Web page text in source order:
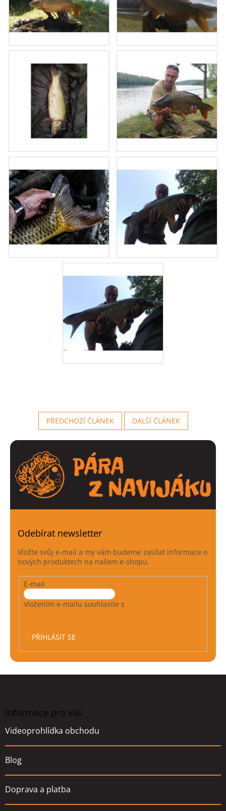
PŘEDCHOZÍ ČLÁNEK DALŠÍ ČLÁNEK
Odebírat newsletter
Vložte svůj e-mail a my vám budeme zasílat informace o
nových produktech na našem e-shopu.
E-mail
Vložením e-mailu souhlasíte s
PŘIHLÁSIT SE
Informace pro vás
Videoprohlídka obchodu
Blog
Doprava a platba